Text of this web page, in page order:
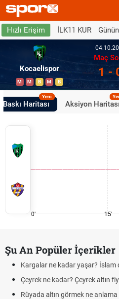
Hızlı Erişim İLK11 KUR
Kocaelispor
M M B M B
Maç
1 -
Baskı Haritası
Yeni
Aksiyon Haritası
0' 15'
Şu An Popüler İçerikler
Kargalar ne kadar yaşar? İslam
Çeyrek ne kadar? Çeyrek altın
Rüyada altın görmek ne anlama